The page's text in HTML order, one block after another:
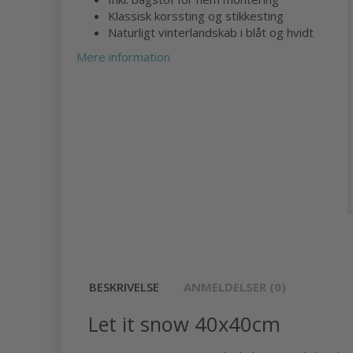
Klassisk korssting og stikkesting
Naturligt vinterlandskab i blåt og hvidt
Mere information
BESKRIVELSE ANMELDELSER (0)
Let it snow 40x40cm